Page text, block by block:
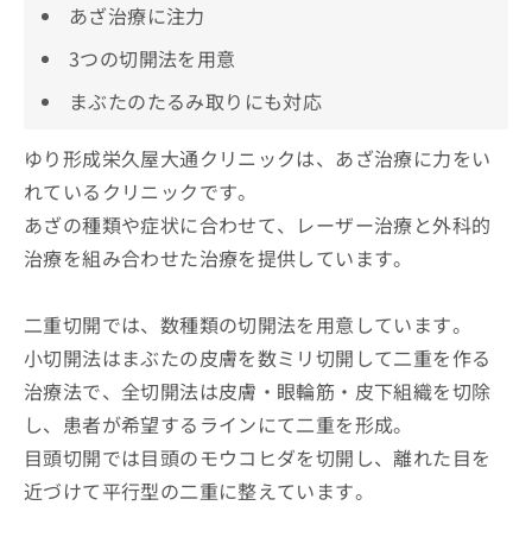
あざ治療に注力
3つの切開法を用意
まぶたのたるみ取りにも対応
ゆり形成栄久屋大通クリニックは、あざ治療に力をい
れているクリニックです。
あざの種類や症状に合わせて、レーザー治療と外科的
治療を組み合わせた治療を提供しています。
二重切開では、数種類の切開法を用意しています。
小切開法はまぶたの皮膚を数ミリ切開して二重を作る
治療法で、全切開法は皮膚・眼輪筋・皮下組織を切除
し、患者が希望するラインにて二重を形成。
目頭切開では目頭のモウコヒダを切開し、離れた目を
近づけて平行型の二重に整えています。